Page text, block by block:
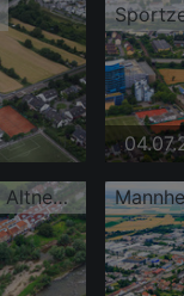
Unterer Neckar | Altneckar Heidelberg-Wieblingen